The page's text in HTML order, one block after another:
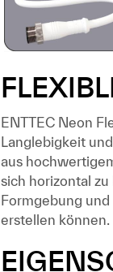
ENTTEC Neon
Langlebigkeit
aus
sich horizontal
Formgebung
erstellen können.